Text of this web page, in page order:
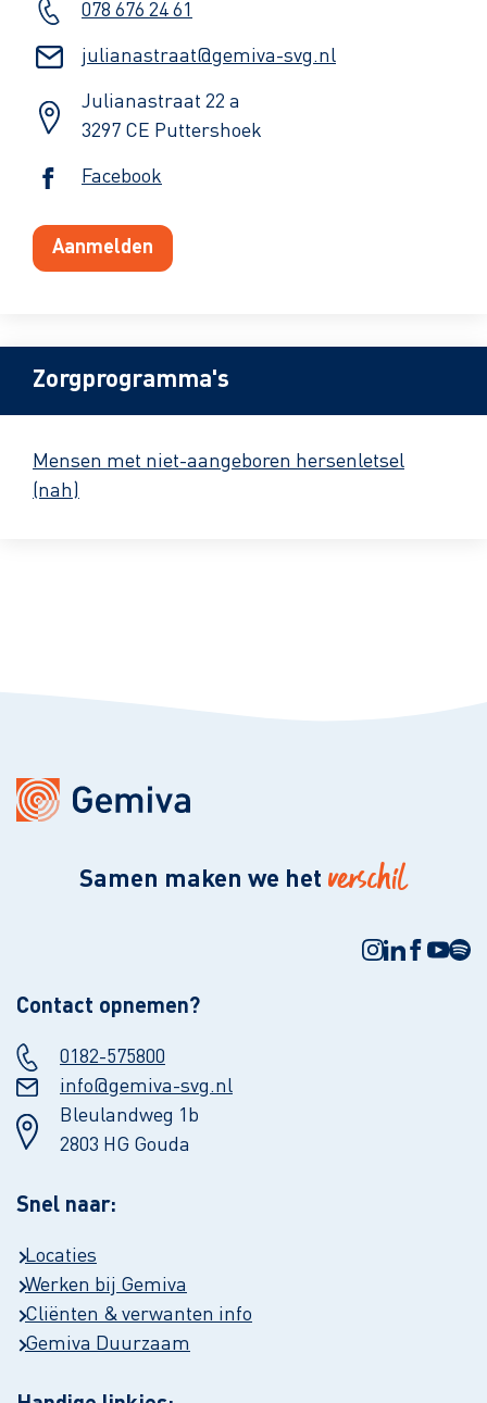
078 676 24 61
julianastraat@gemiva-svg.nl
Julianastraat 22 a
3297 CE Puttershoek
Facebook
Aanmelden
Zorgprogramma's
Mensen met niet-aangeboren hersenletsel
(nah)
Samen maken we het verschil
Contact opnemen?
0182-575800
info@gemiva-svg.nl
Bleulandweg 1b
2803 HG Gouda
Snel naar:
Locaties
Werken bij Gemiva
Cliënten & verwanten info
Gemiva Duurzaam